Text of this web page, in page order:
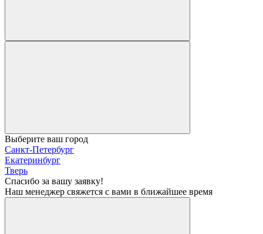
Выберите ваш город
Санкт-Петербург
Екатеринбург
Тверь
Спасибо за вашу заявку!
Наш менеджер свяжется с вами в ближайшее время